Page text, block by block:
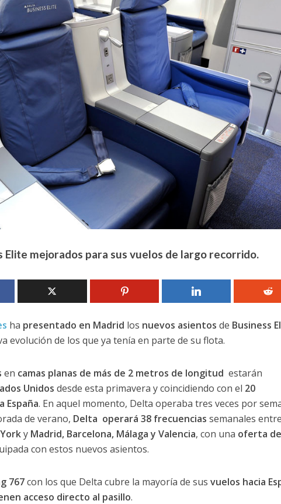
mejorados para sus vuelos de largo recorrido.
ha presentado en Madrid los nuevos asientos de Business
evolución de los que ya tenía en parte de su flota.
en camas planas de más de 2 metros de longitud estarán
Unidos desde esta primavera y coincidiendo con el 20
España. En aquel momento, Delta operaba tres veces por
de verano, Delta operará 38 frecuencias semanales
y Madrid, Barcelona, Málaga y Valencia, con una oferta
con estos nuevos asientos.
767con los que Delta cubre la mayoría de sus vuelos hacia
acceso directo al pasillo.